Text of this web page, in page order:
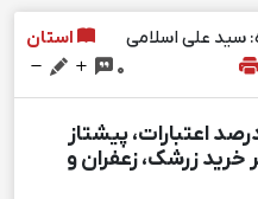
سید علی اسلامی
استان
0
جنوبی با جذب ۸۴ درصد اعتبارات، پیشتاز
خرید زرشک، زعفران و